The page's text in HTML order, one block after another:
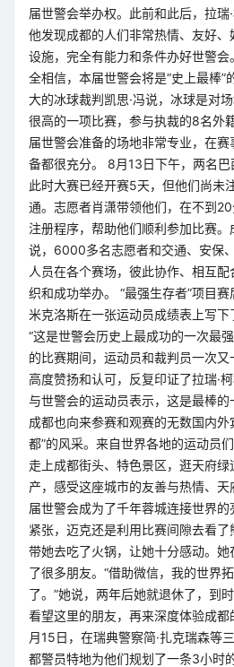
届世警会举办权。此前和此后，拉瑞
他发现成都的人们非常热情、友好
设施，完全有能力和条件办好世警
全相信，本届世警会将是“史上最棒”
大的冰球裁判凯思·冯说，冰球是对
很高的一项比赛，参与执裁的8名外
届世警会准备的场地非常专业，在
备都很充分。 8月13日下午，两名巴
此时大赛已经开赛5天，但他们尚未
通。志愿者肖潇带领他们，在不到
注册程序，帮助他们顺利参加比赛
说，6000多名志愿者和交通、安保
人员在各个赛场，彼此协作、相互
织和成功举办。 “最强生存者”项目
米克洛斯在一张运动员成绩表上写下
“这是世警会历史上最成功的一次最
的比赛期间，运动员和裁判员一次
高度赞扬和认可，反复印证了拉瑞·
与世警会的运动员表示，这是最棒的
成都也向来参赛和观赛的无数国内外
都”的风采。来自世界各地的运动员
走上成都街头、特色景区，逛天府
产，感受这座城市的友善与热情、
届世警会成为了千年蓉城连接世界
紧张，迈克还是利用比赛间隙去看
带她去吃了火锅，让她十分感动。
了很多朋友。“借助微信，我的世界
了。”她说，两年后她就退休了，到
看望这里的朋友，再来深度体验成
月15日，在瑞典警察简·扎克瑞森等
都警员特地为他们规划了一条3小时